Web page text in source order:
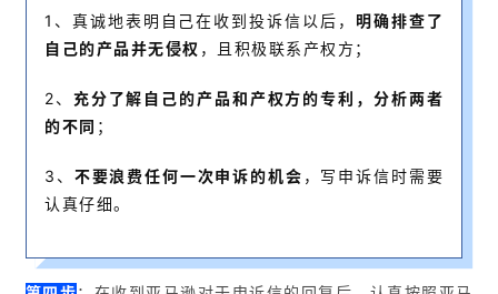
1、真诚地表明自己在收到投诉信以后， 明确排查了
自己的产品并无侵权 ，且积极联系产权方；
2、 充分了解自己的产品和产权方的专利，分析两者
的不同 ；
3、 不要浪费任何一次申诉的机会 ，写申诉信时需要
认真仔细。